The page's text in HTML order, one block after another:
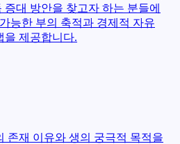
대 방안을 찾고자 하는 분들에
능한 부의 축적과 경제적 자유
을 제공합니다.
존재 이유와 생의 궁극적 목적을